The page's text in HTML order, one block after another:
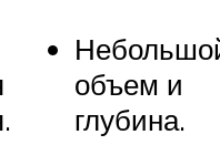
объем и
глубина.